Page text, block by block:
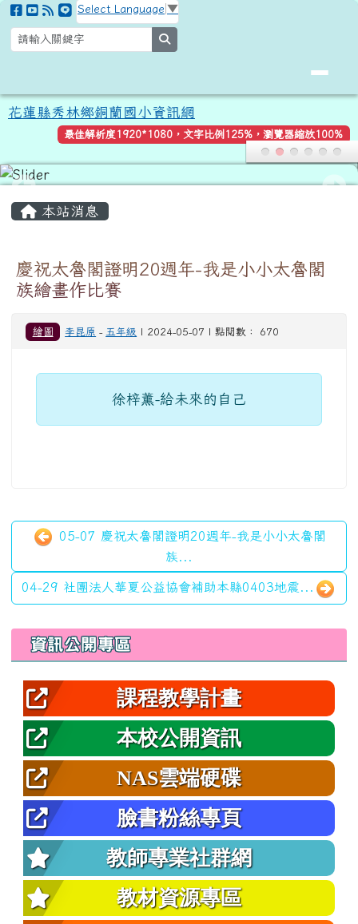
跳至主內容區
花蓮縣秀林鄉銅蘭國小資訊網
Select Language ▼
花蓮縣秀林鄉銅蘭國小資訊網
最佳解析度1920*1080，文字比例125%，瀏覽器縮放100%
本站消息
慶祝太魯閣證明20週年-我是小小太魯閣
族繪畫作比賽
繪圖 李昆原 - 五年級 | 2024-05-07 | 點閱數： 670
徐梓薰-給未來的自己
05-07 慶祝太魯閣證明20週年-我是小小太魯閣
族...
04-29 社團法人華夏公益協會補助本縣0403地震...
左邊區域內容
資訊公開專區
課程教學計畫
本校公開資訊
NAS雲端硬碟
臉書粉絲專頁
教師專業社群網
教材資源專區